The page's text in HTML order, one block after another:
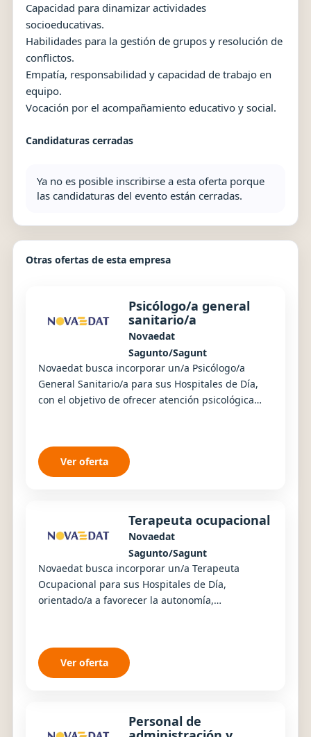
Capacidad para dinamizar actividades
socioeducativas.
Habilidades para la gestión de grupos y resolución de
conflictos.
Empatía, responsabilidad y capacidad de trabajo en
equipo.
Vocación por el acompañamiento educativo y social.
Candidaturas cerradas
Ya no es posible inscribirse a esta oferta porque
las candidaturas del evento están cerradas.
Otras ofertas de esta empresa
Psicólogo/a general
sanitario/a
Novaedat
Sagunto/Sagunt
Novaedat busca incorporar un/a Psicólogo/a
General Sanitario/a para sus Hospitales de Día,
con el objetivo de ofrecer atención psicológica
Ver oferta
Terapeuta ocupacional
Novaedat
Sagunto/Sagunt
Novaedat busca incorporar un/a Terapeuta
Ocupacional para sus Hospitales de Día,
orientado/a a favorecer la autonomía,
Ver oferta
Personal de